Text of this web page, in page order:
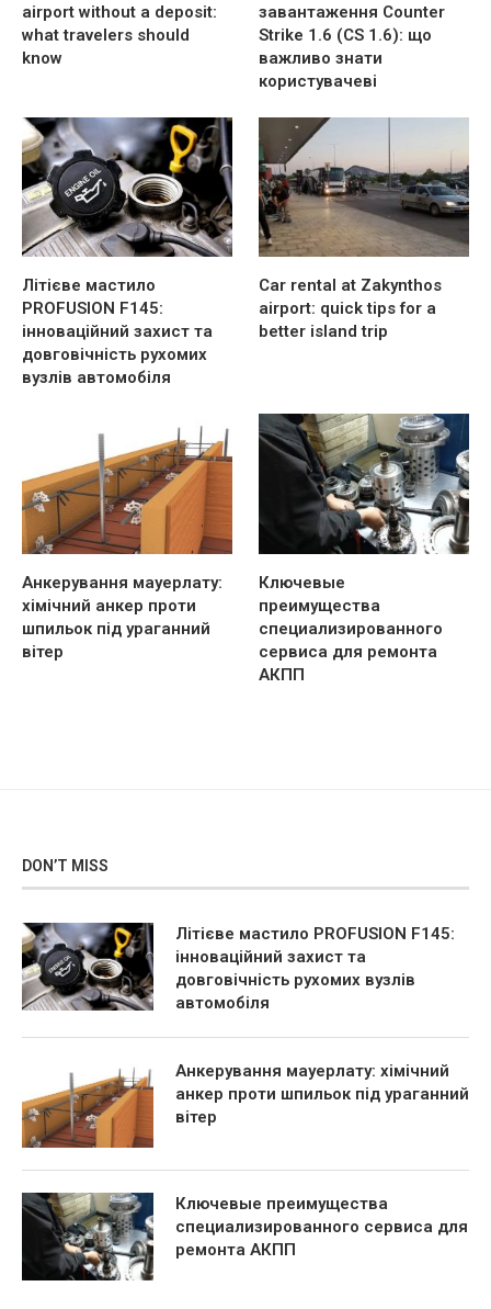
airport without a deposit:
what travelers should
know
завантаження Counter
Strike 1.6 (CS 1.6): що
важливо знати
користувачеві
Літієве мастило
PROFUSION F145:
інноваційний захист та
довговічність рухомих
вузлів автомобіля
Car rental at Zakynthos
airport: quick tips for a
better island trip
Анкерування мауерлату:
хімічний анкер проти
шпильок під ураганний
вітер
Ключевые
преимущества
специализированного
сервиса для ремонта
АКПП
DON’T MISS
Літієве мастило PROFUSION F145:
інноваційний захист та
довговічність рухомих вузлів
автомобіля
Анкерування мауерлату: хімічний
анкер проти шпильок під ураганний
вітер
Ключевые преимущества
специализированного сервиса для
ремонта АКПП